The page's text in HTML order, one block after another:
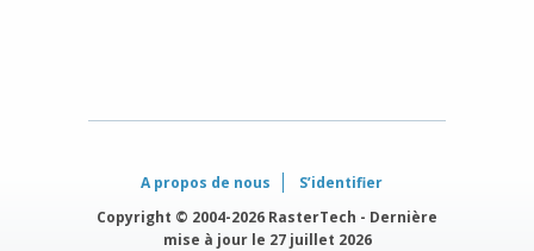
A propos de nous
S’identifier
Copyright © 2004-2026 RasterTech - Dernière
mise à jour le 27 juillet 2026